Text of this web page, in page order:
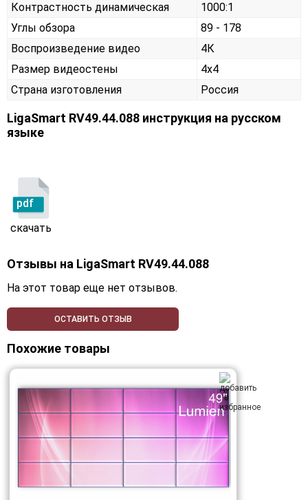
Контрастность динамическая
1000:1
Углы обзора
89 - 178
Воспроизведение видео
4К
Размер видеостены
4x4
Страна изготовления
Россия
LigaSmart RV49.44.088 инструкция на русском
языке
pdf
скачать
Отзывы на LigaSmart RV49.44.088
На этот товар еще нет отзывов.
ОСТАВИТЬ ОТЗЫВ
Похожие товары